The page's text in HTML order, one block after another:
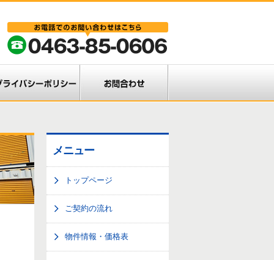
メニュー
トップページ
ご契約の流れ
物件情報・価格表